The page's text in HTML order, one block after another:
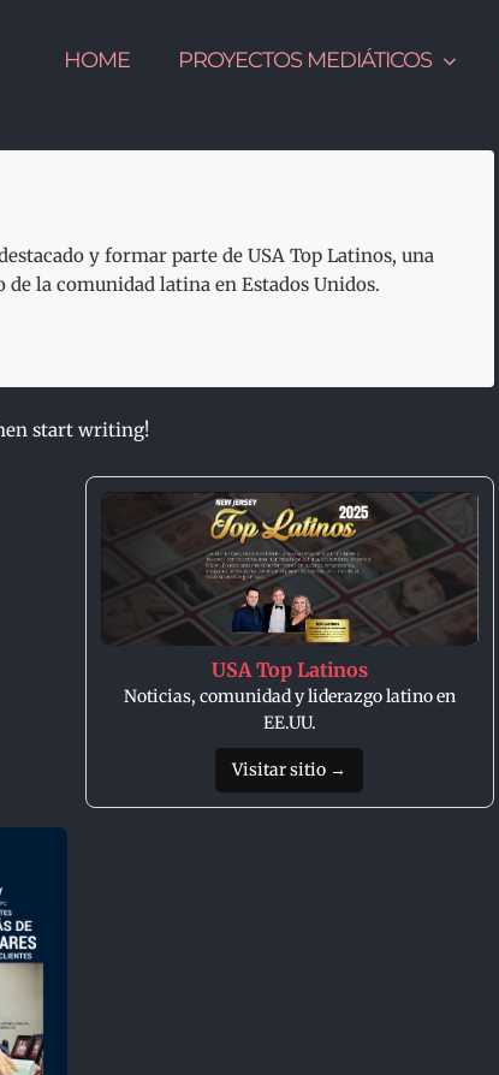
HOME PROYECTOS MEDIÁTICOS
y formar parte de USA Top Latinos, una
la comunidad latina en Estados Unidos.
start writing!
USA Top Latinos
Noticias, comunidad y liderazgo latino en
EE.UU.
Visitar sitio →